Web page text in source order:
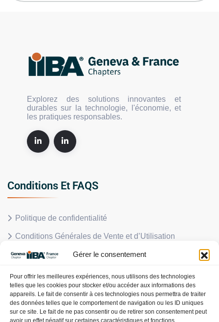
Gérer le consentement
Pour offrir les meilleures expériences, nous utilisons des technologies
telles que les cookies pour stocker et/ou accéder aux informations des
appareils. Le fait de consentir à ces technologies nous permettra de traiter
des données telles que le comportement de navigation ou les ID uniques
sur ce site. Le fait de ne pas consentir ou de retirer son consentement peut
avoir un effet négatif sur certaines caractéristiques et fonctions.
Explorez des solutions innovantes et
durables sur la technologie, l'économie, et
les pratiques responsables.
Conditions Et FAQS
Politique de confidentialité
Conditions Générales de Vente et d’Utilisation
Politique en matière de remboursements et de retours
FAQS
Politique de cookies (UE)